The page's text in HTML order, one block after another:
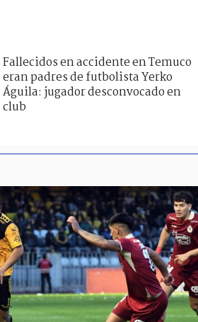
Fallecidos en accidente en Temuco
eran padres de futbolista Yerko
Águila: jugador desconvocado en
club